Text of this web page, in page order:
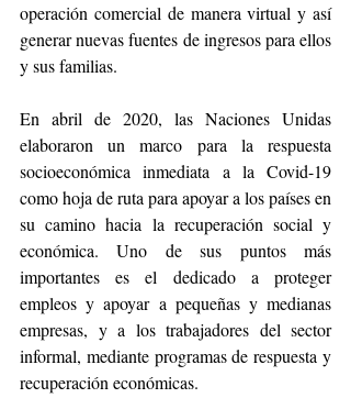
operación comercial de manera virtual y así
generar nuevas fuentes de ingresos para ellos
y sus familias.
En abril de 2020, las Naciones Unidas
elaboraron un marco para la respuesta
socioeconómica inmediata a la Covid-19
como hoja de ruta para apoyar a los países en
su camino hacia la recuperación social y
económica. Uno de sus puntos más
importantes es el dedicado a proteger
empleos y apoyar a pequeñas y medianas
empresas, y a los trabajadores del sector
informal, mediante programas de respuesta y
recuperación económicas.